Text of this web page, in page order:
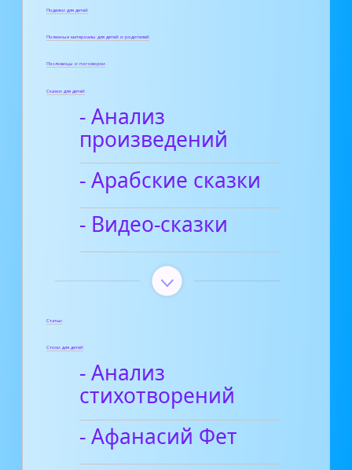
Поделки для детей
Полезные материалы для детей и родителей
Пословицы и поговорки
Сказки для детей
- Анализ
произведений
- Арабские сказки
- Видео-сказки
Статьи
Стихи для детей
- Анализ
стихотворений
- Афанасий Фет